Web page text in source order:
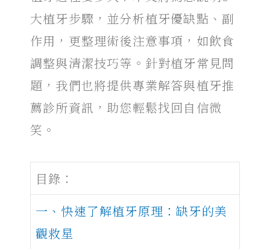
大植牙步驟，並分析植牙優缺點 、副
作用，更整理術後注意事項，如飲食
調整與清潔技巧等。針對植牙常見問
題 ，我們也將提供專業解答與植牙推
薦診所資訊，助您輕鬆找回自信微
笑。
目錄：
一、快速了解植牙原理：缺牙的美
觀救星